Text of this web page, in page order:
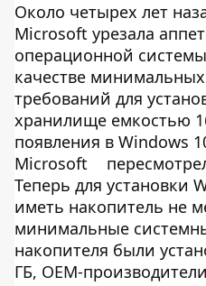
Около четырех лет
Microsoft урезала
операционной
качестве
требований для
хранилище емкостью
появления в Windows
Microsoft
Теперь для установки
иметь накопитель не
минимальные
накопителя были
ГБ, OEM-